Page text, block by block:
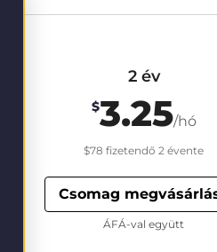
2 év
$3.25/hó
$78 fizetendő 2 évente
Csomag
ÁFÁ-val együtt